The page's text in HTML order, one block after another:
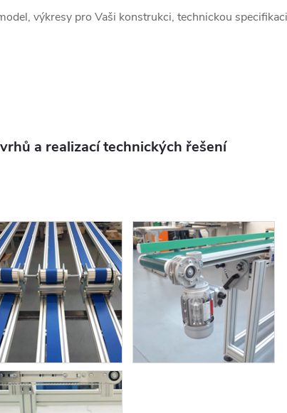
výkresy pro Vaši konstrukci, technickou
a realizací technických řešení